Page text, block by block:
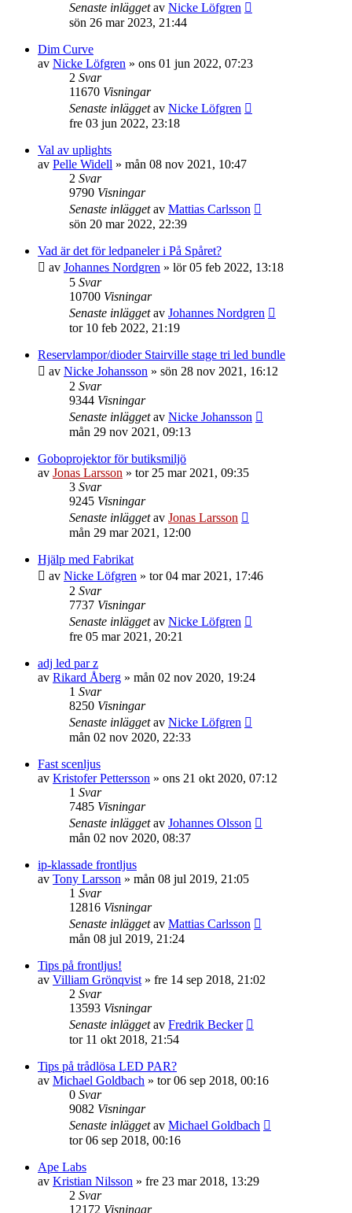
Senaste inläggetav Nicke Löfgren
sön 26 mar 2023, 21:44
Dim Curve
av Nicke Löfgren » ons 01 jun 2022, 07:23
2 Svar
11670 Visningar
Senaste inläggetav Nicke Löfgren
fre 03 jun 2022, 23:18
Val av uplights
av Pelle Widell » mån 08 nov 2021, 10:47
2 Svar
9790 Visningar
Senaste inläggetav Mattias Carlsson
sön 20 mar 2022, 22:39
Vad är det för ledpaneler i På Spåret?
av Johannes Nordgren » lör 05 feb 2022, 13:18
5 Svar
10700 Visningar
Senaste inläggetav Johannes Nordgren
tor 10 feb 2022, 21:19
Reservlampor/dioder Stairville stage tri led bundle
av Nicke Johansson » sön 28 nov 2021, 16:12
2 Svar
9344 Visningar
Senaste inläggetav Nicke Johansson
mån 29 nov 2021, 09:13
Goboprojektor för butiksmiljö
av Jonas Larsson » tor 25 mar 2021, 09:35
3 Svar
9245 Visningar
Senaste inläggetav Jonas Larsson
mån 29 mar 2021, 12:00
Hjälp med Fabrikat
av Nicke Löfgren » tor 04 mar 2021, 17:46
2 Svar
7737 Visningar
Senaste inläggetav Nicke Löfgren
fre 05 mar 2021, 20:21
adj led par z
av Rikard Åberg » mån 02 nov 2020, 19:24
1 Svar
8250 Visningar
Senaste inläggetav Nicke Löfgren
mån 02 nov 2020, 22:33
Fast scenljus
av Kristofer Pettersson » ons 21 okt 2020, 07:12
1 Svar
7485 Visningar
Senaste inläggetav Johannes Olsson
mån 02 nov 2020, 08:37
ip-klassade frontljus
av Tony Larsson » mån 08 jul 2019, 21:05
1 Svar
12816 Visningar
Senaste inläggetav Mattias Carlsson
mån 08 jul 2019, 21:24
Tips på frontljus!
av Villiam Grönqvist » fre 14 sep 2018, 21:02
2 Svar
13593 Visningar
Senaste inläggetav Fredrik Becker
tor 11 okt 2018, 21:54
Tips på trådlösa LED PAR?
av Michael Goldbach » tor 06 sep 2018, 00:16
0 Svar
9082 Visningar
Senaste inläggetav Michael Goldbach
tor 06 sep 2018, 00:16
Ape Labs
av Kristian Nilsson » fre 23 mar 2018, 13:29
2 Svar
12172 Visningar